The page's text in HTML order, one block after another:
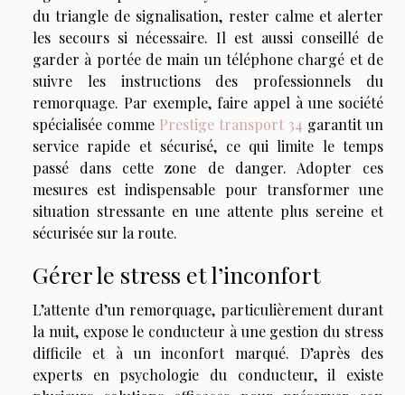
du triangle de signalisation, rester calme et alerter
les secours si nécessaire. Il est aussi conseillé de
garder à portée de main un téléphone chargé et de
suivre les instructions des professionnels du
remorquage. Par exemple, faire appel à une société
spécialisée comme Prestige transport 34 garantit un
service rapide et sécurisé, ce qui limite le temps
passé dans cette zone de danger. Adopter ces
mesures est indispensable pour transformer une
situation stressante en une attente plus sereine et
sécurisée sur la route.
Gérer le stress et l’inconfort
L’attente d’un remorquage, particulièrement durant
la nuit, expose le conducteur à une gestion du stress
difficile et à un inconfort marqué. D’après des
experts en psychologie du conducteur, il existe